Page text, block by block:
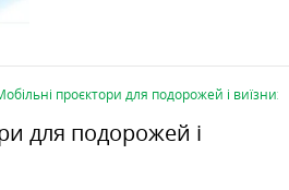
проєктори для подорожей і виїзних
для подорожей і